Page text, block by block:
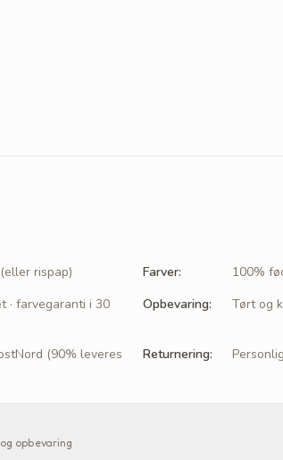
rispap) Farver:
100%
· farvegaranti i 30
Opbevaring: Tørt og
(90% leveres
Returnering:
opbevaring